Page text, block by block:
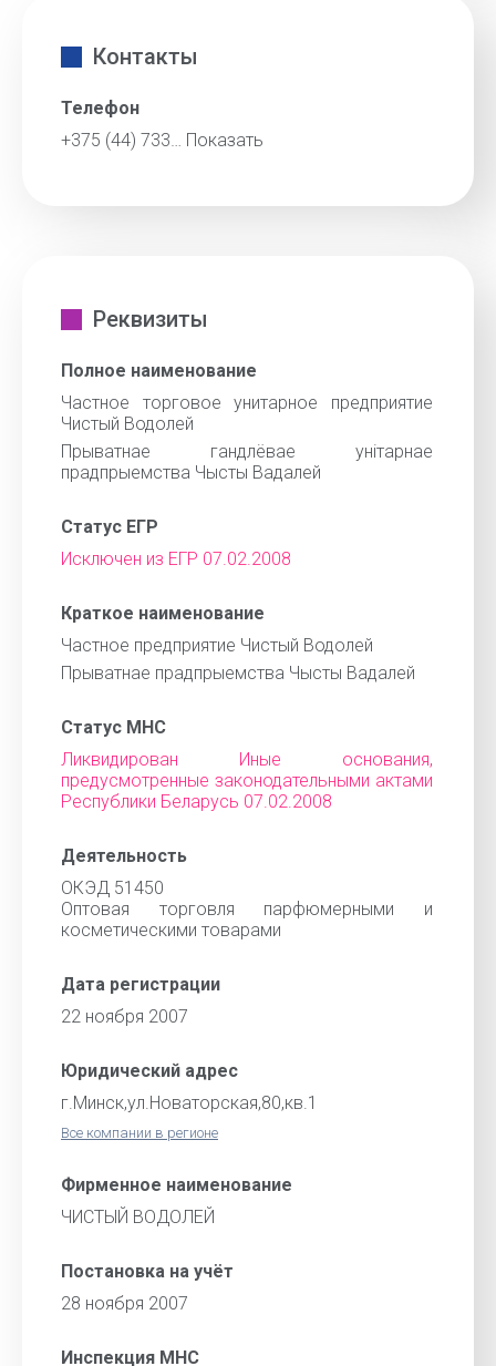
Контакты
Телефон
+375 (44) 733… Показать
Реквизиты
Полное наименование
Частное торговое унитарное предприятие
Чистый Водолей
Прыватнае гандлёвае унiтарнае
прадпрыемства Чысты Вадалей
Статус ЕГР
Исключен из ЕГР 07.02.2008
Краткое наименование
Частное предприятие Чистый Водолей
Прыватнае прадпрыемства Чысты Вадалей
Статус МНС
Ликвидирован Иные основания,
предусмотренные законодательными актами
Республики Беларусь 07.02.2008
Деятельность
ОКЭД 51450
Оптовая торговля парфюмерными и
косметическими товарами
Дата регистрации
22 ноября 2007
Юридический адрес
г.Минск,ул.Новаторская,80,кв.1
Все компании в регионе
Фирменное наименование
ЧИСТЫЙ ВОДОЛЕЙ
Постановка на учёт
28 ноября 2007
Инспекция МНС